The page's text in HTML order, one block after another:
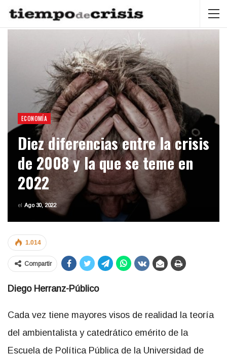
ECONOMÍA
Diez diferencias entre la crisis
de 2008 y la que se teme en
2022
el Ago 30, 2022
1.014
Compartir
Diego Herranz-Público
Cada vez tiene mayores visos de realidad la teoría
del ambientalista y catedrático emérito de la
Escuela de Política Pública de la Universidad de